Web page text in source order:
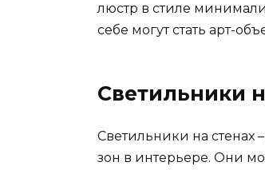
люстр в стиле
себе могут стать арт-
Светильники
Светильники на стенах
зон в интерьере. Они